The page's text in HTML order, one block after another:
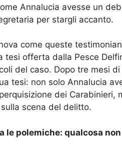
Annalucia avesse un
per stargli accanto.
come queste
tesi offerta dalla Pesce
del caso. Dopo tre mesi di
tesi: non solo Annalucia
dei Carabinieri,
scena del delitto.
le polemiche: qualcosa non